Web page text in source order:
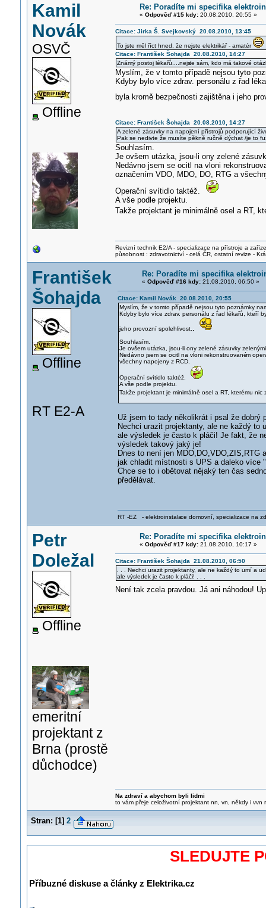
Kamil
Novák
OSVČ
Offline
Re: Poradíte mi specifika
« Odpověď #15 kdy:20.08.2010, 20:55 »
Citace: Jirka Š. Svejkovský 20.08.2010, 13:45
To jste měl říct hned, že nejste elektrikář - amatér
Citace: František Šohajda 20.08.2010, 14:27
Známý postoj lékařů....nejste sám, kdo má takové
Myslím, že v tomto případě nejsou tyto
Kdyby bylo více zdrav. personálu z řad
byla kromě bezpečnosti zajištěna i jeho
Citace: František Šohajda 20.08.2010, 14:27
A zelené zásuvky na napojení přístrojů podporující
Pak se nedivte že musíte pěkně ručně dýchat /je to
Souhlasím.
Je ovšem utázka, jsou-li ony zelené
Nedávno jsem se ocitl na vloni
označením VDO, MDO, DO, RTG a
Operační svítidlo taktéž.
A vše podle projektu.
Takže projektant je minimálně osel a RT,
Revizní technik E2/A - specializace na přístroje a
působnost : zdravotnictví - celá ČR, ostatní revize -
František
Šohajda
Offline
RT E2-A
Re: Poradíte mi specifika
« Odpověď #16 kdy:21.08.2010, 06:50 »
Citace: Kamil Novák 20.08.2010, 20:55
Myslím, že v tomto případě nejsou tyto poznámky
Kdyby bylo více zdrav. personálu z řad lékařů, kteří
jeho provozní spolehlivost..
Souhlasím.
Je ovšem utázka, jsou-li ony zelené zásuvky
Nedávno jsem se ocitl na vloni rekonstruovaném
všechny napojeny z RCD.
Operační svítidlo taktéž.
A vše podle projektu.
Takže projektant je minimálně osel a RT, kterému
Už jsem to tady několikrát i psal že dobrý
Nechci urazit projektanty, ale ne každý to
ale výsledek je často k pláči! Je fakt, že
výsledek takový jaký je!
Dnes to není jen
jak chladit místnosti s UPS a daleko více
Chce se to i obětovat nějaký ten čas
předělávat.
RT -EZ - elektroinstalace domovní, specializace na
Petr
Doležal
Offline
emeritní
projektant z
Brna (prostě
důchodce)
Re: Poradíte mi specifika
« Odpověď #17 kdy:21.08.2010, 10:17 »
Citace: František Šohajda 21.08.2010, 06:50
. . . Nechci urazit projektanty, ale ne každý to umí a
ale výsledek je často k pláči! . . .
Není tak zcela pravdou. Já ani náhodou!
Na zdraví a abychom byli lidmi
to vám přeje celoživotní projektant nn, vn, někdy i vvn
Stran: [1] 2
SLEDUJTE
Příbuzné diskuse a články z Elektrika.cz